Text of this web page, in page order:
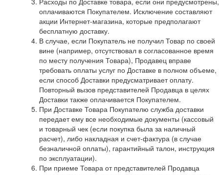
оплачиваются Покупателем. Исключение составляют
акции Интернет-магазина, которые предполагают
бесплатную доставку.
В случае, если Покупатель не получил Товар по своей
вине (например, отсутствовал в согласованное время
по месту получения Товара), Продавец вправе
требовать оплаты услуг по Доставке в полном объеме,
если способ Доставки предусматривает оплату.
Повторный вызов представителей Продавца в целях
Доставки также оплачивается Покупателем.
При Доставке Товара Покупателю служба доставки
передает ему все необходимые документы (кассовый
и товарный чек (если покупка была за наличный
расчет), либо накладная и счет-фактура (в случае
безналичной оплаты), гарантийный талон, инструкция
по эксплуатации).
При приеме Товара от представителей Продавца